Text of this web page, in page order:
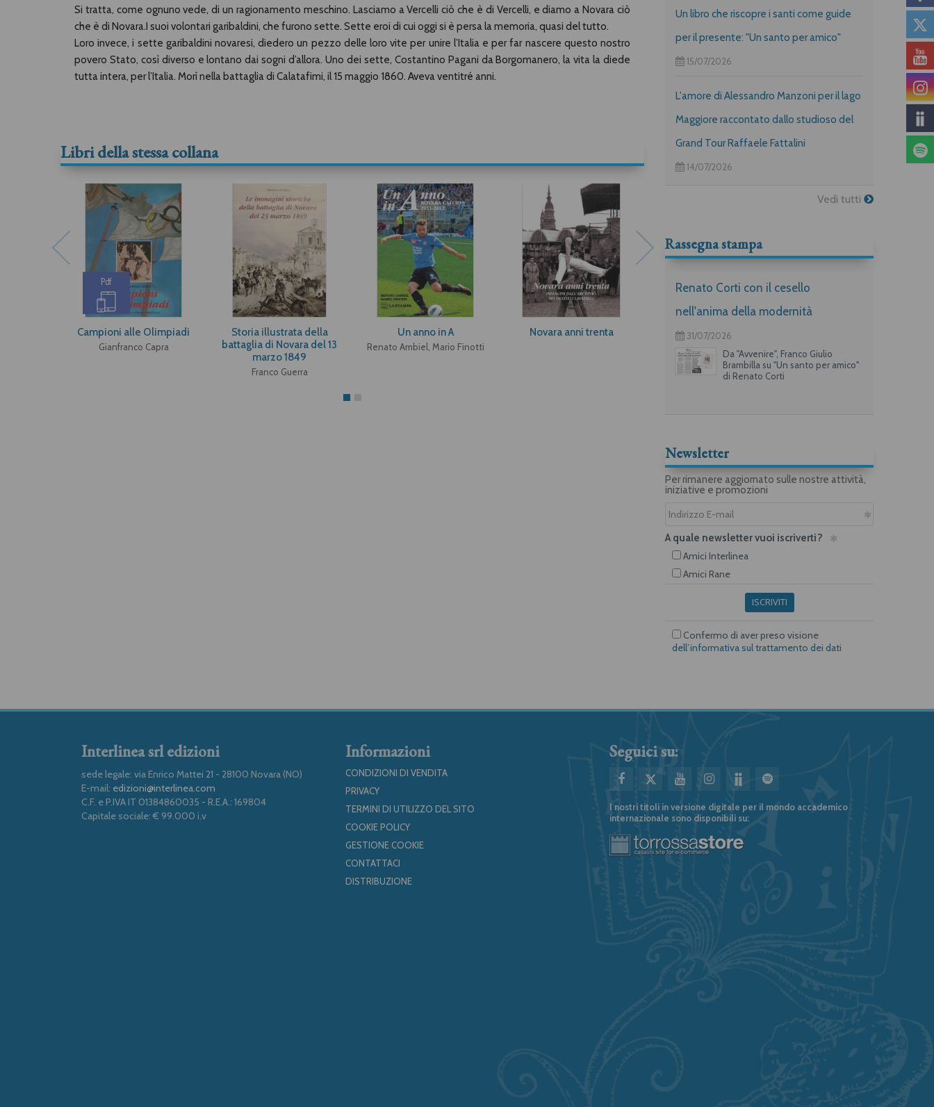
Si tratta, come ognuno vede, di un ragionamento meschino. Lasciamo a Vercelli ciò che è di Vercelli, e diamo a Novara ciò
che è di Novara.I suoi volontari garibaldini, che furono sette. Sette eroi di cui oggi si è persa la memoria, quasi del tutto.
Loro invece, i sette garibaldini novaresi, diedero un pezzo delle loro vite per unire l’Italia e per far nascere questo nostro
povero Stato, così diverso e lontano dai sogni d’allora. Uno dei sette, Costantino Pagani da Borgomanero, la vita la diede
tutta intera, per l’Italia. Morì nella battaglia di Calatafimi, il 15 maggio 1860. Aveva ventitré anni.
Libri della stessa collana
Pdf
Campioni alle Olimpiadi
Gianfranco Capra
Storia illustrata della
battaglia di Novara del 13
marzo 1849
Franco Guerra
Un anno in A
Renato Ambiel, Mario Finotti
Novara anni trenta
Francesco Bronzini (1884-
Franco Guerra
Un libro che riscopre i santi come guide
per il presente: "Un santo per amico"
15/07/2026
L'amore di Alessandro Manzoni per il lago
Maggiore raccontato dallo studioso del
Grand Tour Raffaele Fattalini
14/07/2026
Vedi tutti
Rassegna stampa
Renato Corti con il cesello
nell'anima della modernità
31/07/2026
Da "Avvenire", Franco Giulio
Brambilla su "Un santo per amico"
di Renato Corti
Newsletter
Per rimanere aggiornato sulle nostre attività,
iniziative e promozioni
A quale newsletter vuoi iscriverti?
Amici Interlinea
Amici Rane
ISCRIVITI
Confermo di aver preso visione
dell’informativa sul trattamento dei dati
Interlinea srl edizioni
sede legale: via Enrico Mattei 21 - 28100 Novara (NO)
E-mail: edizioni@interlinea.com
C.F. e P.IVA IT 01384860035 - R.E.A.: 169804
Capitale sociale: € 99.000 i.v
Informazioni
CONDIZIONI DI VENDITA
PRIVACY
TERMINI DI UTILIZZO DEL SITO
COOKIE POLICY
GESTIONE COOKIE
CONTATTACI
DISTRIBUZIONE
Seguici su:
I nostri titoli in versione digitale per il mondo accademico
internazionale sono disponibili su: